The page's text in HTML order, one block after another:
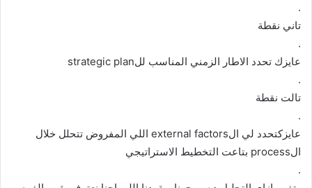
.
تاني نقطة
.
عايزك تحدد الاطار الزمني المناسب للstrategic plan
.
تالت نقطة
.
عايزكتحدد لي الexternal factors اللي المفروض تتحلل خلال
الprocess بتاعت التخطيط الاستراتيجي
.